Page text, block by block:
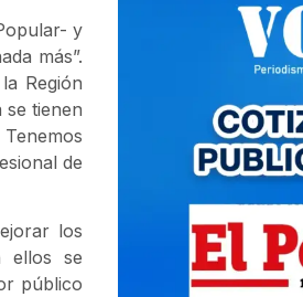
y
más”.
Región
se tienen
de
los
ellos se
público